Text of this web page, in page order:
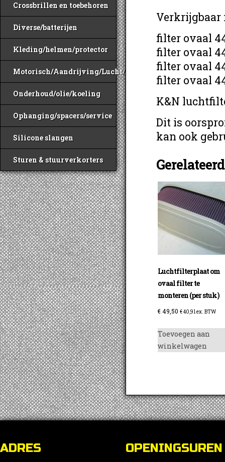
Crossbrillen en toebehoren
Diverse/batterijen
Kleding/helmen/protector
Motorisch/Aandrijving/Lucht/Benzine
Onderhoud/olie/koeling
Ophanging/spacers/service
Silicone slangen
Sturen & stuurverkorters
Verkrijgbaar
filter ovaal
filter ovaal
filter ovaal
filter ovaal
K&N
Dit is
kan ook
Luchtfilterplaat om
ovaal filter te
monteren (per stuk)
€49,50 €40,91ex. BTW
Toevoegen aan
winkelwagen
ADRES OPENINGSUREN